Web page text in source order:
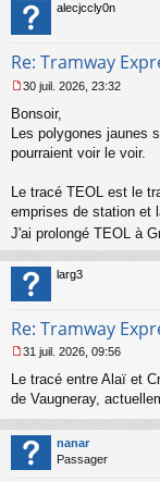
alecjccly0n
Re: Tramway
e
s
e
n
o
l
u
30 juil. 2026, 23:32
Bonsoir,
Les polygones jaunes
pourraient voir le voir.
Le tracé TEOL est le
emprises de station et
J'ai prolongé TEOL à
larg3
Re: Tramway
e
s
a
g
e
31 juil. 2026, 09:56
Le tracé entre Alaï et
de Vaugneray,
nanar
Passager